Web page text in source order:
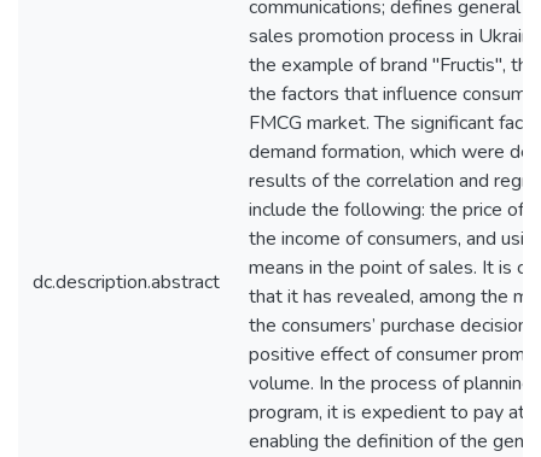
dc.description.abstract
communications; defines general
sales promotion process in
the example of brand "Fructis",
the factors that influence
FMCG market. The significant
demand formation, which were
results of the correlation and
include the following: the price of
the income of consumers, and
means in the point of sales. It is
that it has revealed, among the
the consumers’ purchase
positive effect of consumer
volume. In the process of
program, it is expedient to pay
enabling the definition of the